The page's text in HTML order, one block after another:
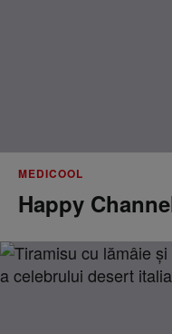
MEDICOOL
Happy